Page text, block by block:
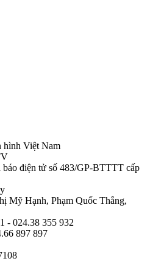
hình Việt Nam
báo điện tử số 483/GP-BTTTT cấp
Mỹ Hạnh, Phạm Quốc Thắng,
- 024.38 355 932
897 897